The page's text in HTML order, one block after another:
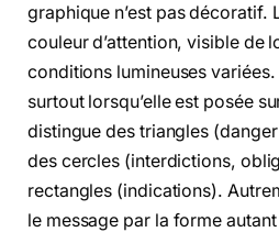
graphique n’est pas décoratif.
couleur d’attention, visible de
conditions lumineuses
surtout lorsqu’elle est posée
distingue des triangles
des cercles (interdictions,
rectangles (indications).
le message par la forme